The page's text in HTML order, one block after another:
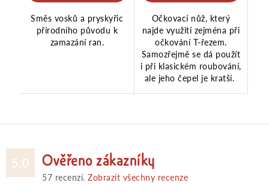
Směs vosků a pryskyřic
přírodního původu k
zamazání ran.
Očkovací nůž, který
najde využití zejména při
očkování T-řezem.
Samozřejmě se dá použít
i při klasickém roubování,
ale jeho čepel je kratší.
5.0 Ověřeno zákazníky
57 recenzí. Zobrazit všechny recenze